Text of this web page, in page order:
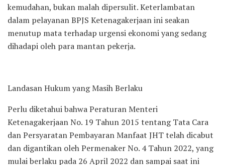
kemudahan, bukan malah dipersulit. Keterlambatan
dalam pelayanan BPJS Ketenagakerjaan ini seakan
menutup mata terhadap urgensi ekonomi yang sedang
dihadapi oleh para mantan pekerja.
Landasan Hukum yang Masih Berlaku
Perlu diketahui bahwa Peraturan Menteri
Ketenagakerjaan No. 19 Tahun 2015 tentang Tata Cara
dan Persyaratan Pembayaran Manfaat JHT telah dicabut
dan digantikan oleh Permenaker No. 4 Tahun 2022, yang
mulai berlaku pada 26 April 2022 dan sampai saat ini